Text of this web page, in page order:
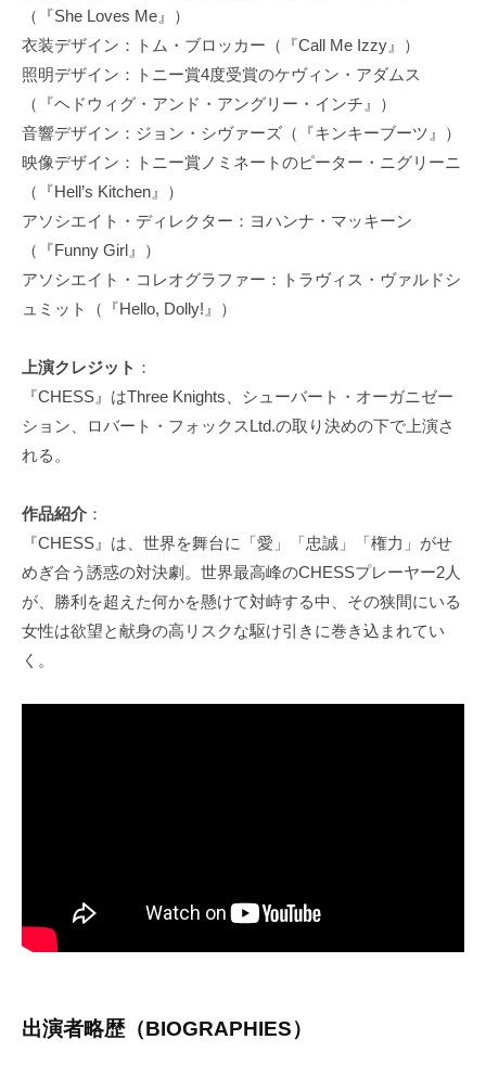
（『She Loves Me』）
衣装デザイン：トム・ブロッカー（『Call Me Izzy』）
照明デザイン：トニー賞4度受賞のケヴィン・アダムス
（『ヘドウィグ・アンド・アングリー・インチ』）
音響デザイン：ジョン・シヴァーズ（『キンキーブーツ』）
映像デザイン：トニー賞ノミネートのピーター・ニグリーニ
（『Hell’s Kitchen』）
アソシエイト・ディレクター：ヨハンナ・マッキーン
（『Funny Girl』）
アソシエイト・コレオグラファー：トラヴィス・ヴァルドシ
ュミット（『Hello, Dolly!』）
上演クレジット ：
『CHESS』はThree Knights、シューバート・オーガニゼー
ション、ロバート・フォックスLtd.の取り決めの下で上演さ
れる。
作品紹介 ：
『CHESS』は、世界を舞台に「愛」「忠誠」「権力」がせ
めぎ合う誘惑の対決劇。世界最高峰のCHESSプレーヤー2人
が、勝利を超えた何かを懸けて対峙する中、その狭間にいる
女性は欲望と献身の高リスクな駆け引きに巻き込まれてい
く。
出演者略歴（BIOGRAPHIES）